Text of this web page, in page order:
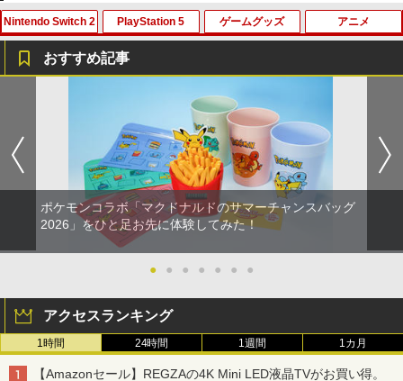
Nintendo Switch 2
PlayVital 新型Switch2対応 親指グリッ
プキャップ 4個セット ジョイコン対応シ
リコン素材 快適フィット スイッチ2対応
滑り止めスティックカバー
￥990
ィルム switch2 フィルム Switch2 ガラ
スフィルム スイッチ2 フィルム ガイド
アクセサリー Nintendo Switch2 ケース
可 透明 ブルーライト カット 99％ FIRM
E
PlayStation 5
PS5 縦置きスタンド PlayStation5 / PS5
Slim / PS5 Pro 用 縦置き スタンド 円形
安定感UP ブラック ブルー シルバー グ
レー ゲームアクセサリー ◇ALW-P5216
【メール便】 | プレーステーション プレ
イステーション プレステ プレステ5 プレ
イステーション5 スタンド 収納
￥1,380
￥3,779
ゲームグッズ アニメ
【中古】 この世界の片隅に ブックレッ
ト付 / 片渕須直 / バンダイビジュアル [Bl
u-ray]【メール便送料無料】【最短翌日
配達対応】
￥1,243
￥5,780
3
「多聞くん今どっち!?」3【Blu-ray】 [
おすすめ記事
ポケモンコラボ「マクドナルドのサマーチャンスバッグ
2026」をひと足お先に体験してみた！
● ● ● ● ● ● ●
アクセスランキング
1時間 24時間 1週間 1カ月
【Amazonセール】REGZAの4K Mini LED液晶TVがお買い得。